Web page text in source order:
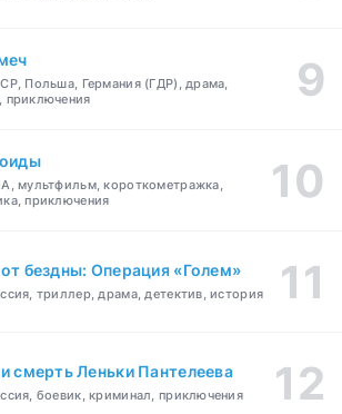
Польша, Германия (ГДР), драма,
приключения
мультфильм, короткометражка,
приключения
бездны: Операция «Голем»
триллер, драма, детектив, история
смерть Леньки Пантелеева
боевик, криминал, приключения